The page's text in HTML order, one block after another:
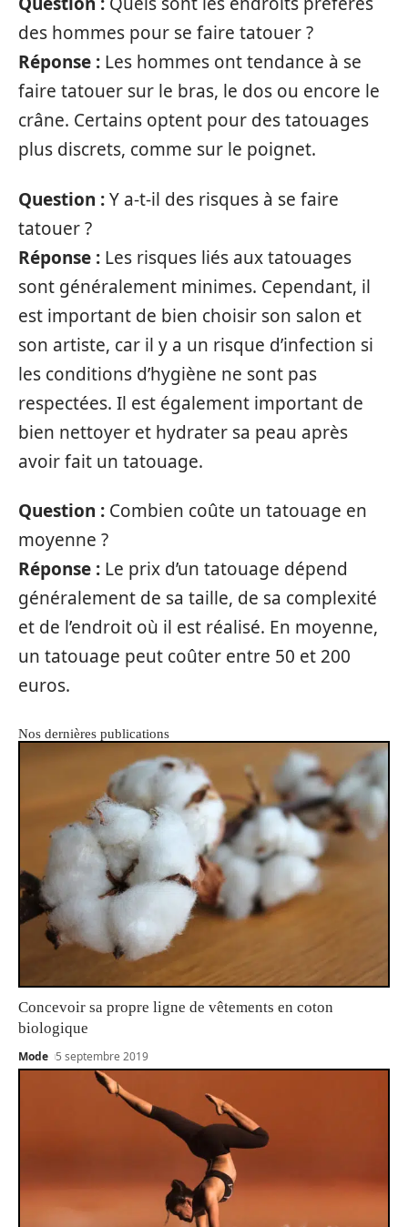
des hommes pour se faire tatouer ?
Réponse : Les hommes ont tendance à se
faire tatouer sur le bras, le dos ou encore le
crâne. Certains optent pour des tatouages
plus discrets, comme sur le poignet.
Question :Y a-t-il des risques à se faire
tatouer ?
Réponse : Les risques liés aux tatouages
sont généralement minimes. Cependant, il
est important de bien choisir son salon et
son artiste, car il y a un risque d’infection si
les conditions d’hygiène ne sont pas
respectées. Il est également important de
bien nettoyer et hydrater sa peau après
avoir fait un tatouage.
Question : Combien coûte un tatouage en
moyenne ?
Réponse : Le prix d’un tatouage dépend
généralement de sa taille, de sa complexité
et de l’endroit où il est réalisé. En moyenne,
un tatouage peut coûter entre 50 et 200
euros.
Nos dernières publications
Concevoir sa propre ligne de vêtements en coton
biologique
Mode 5 septembre 2019